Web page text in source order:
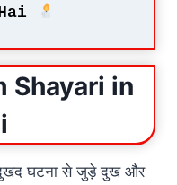
Shayari in
दुखद घटना से जुड़े दुख और